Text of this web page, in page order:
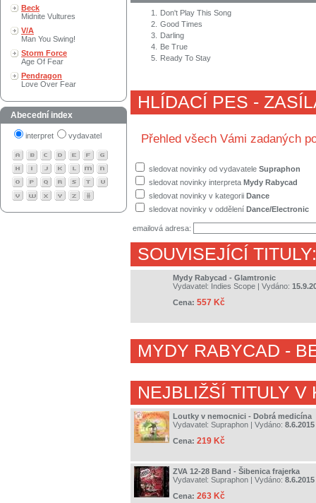
Beck
Midnite Vultures
V/A
Man You Swing!
Storm Force
Age Of Fear
Pendragon
Love Over Fear
Abecední index
interpret vydavatel
1.
Don't Play This Song
2. Good Times
3.
Darling
4.
Be True
5.
Ready To Stay
HLÍDACÍ PES -
Přehled všech Vámi zadaných
sledovat novinky od vydavatele Supraphon
sledovat novinky interpreta Mydy Rabycad
sledovat novinky v kategorii Dance
sledovat novinky v oddělení Dance/Electronic
emailová adresa:
SOUVISEJÍCÍ TITULY:
Mydy Rabycad - Glamtronic
Vydavatel: Indies Scope | Vydáno:
Cena: 557 Kč
MYDY RABYCAD -
NEJBLIŽŠÍ TITULY V
Loutky v nemocnici - Dobrá medicína
Vydavatel: Supraphon | Vydáno: 8.6.2015
Cena: 219 Kč
ZVA 12-28 Band - Šibenica frajerka
Vydavatel: Supraphon | Vydáno: 8.6.2015
Cena: 263 Kč